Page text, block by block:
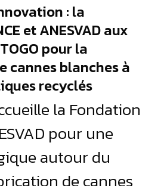
: la
et ANESVAD aux
pour la
cannes blanches à
recyclés
la Fondation
pour une
autour du
de cannes